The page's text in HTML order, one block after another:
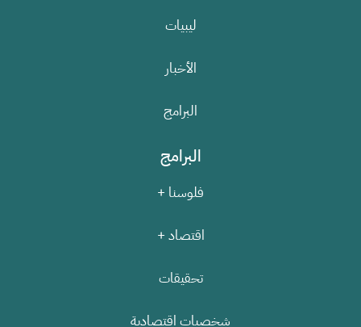
ليبيات
الأخبار
البرامج
البرامج
فلوسنا +
اقتصاد +
تحقيقات
شخصيات اقتصادية